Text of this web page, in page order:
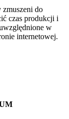
zmuszeni do
czas produkcji i
w
internetowej.